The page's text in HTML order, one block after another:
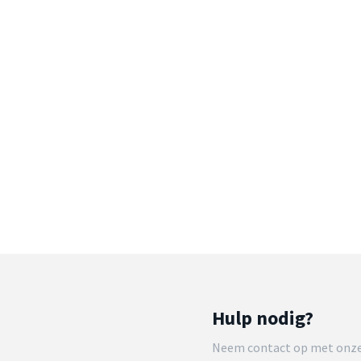
Hulp nodig?
Neem contact op met